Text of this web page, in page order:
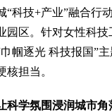
“科技+产业”融合行
园区。针对女性科
帼逐光 科技报国”
核担当。
科学氛围浸润城市角